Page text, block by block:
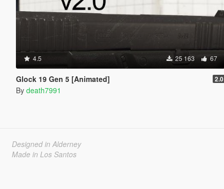
4.5 25 163 67
Glock 19 Gen 5 [Animated] 2.0
By death7991
Designed in Alderney
Made in Los Santos